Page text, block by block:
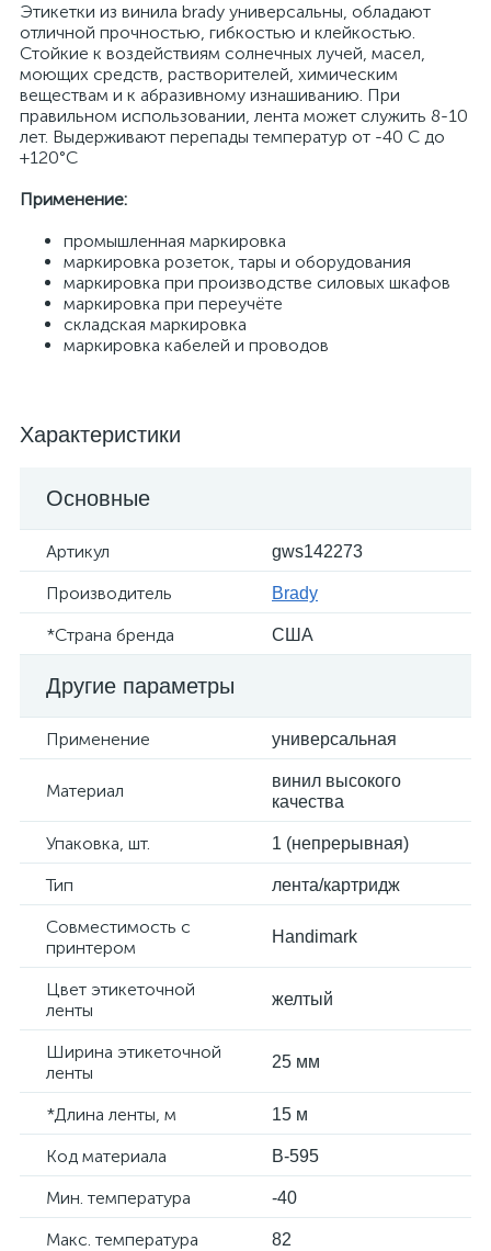
Этикетки из винила brady универсальны, обладают
отличной прочностью, гибкостью и клейкостью.
Стойкие к воздействиям солнечных лучей, масел,
моющих средств, растворителей, химическим
веществам и к абразивному изнашиванию. При
правильном использовании, лента может служить 8-10
лет. Выдерживают перепады температур от -40 С до
+120°С
Применение:
промышленная маркировка
маркировка розеток, тары и оборудования
маркировка при производстве силовых шкафов
маркировка при переучёте
складская маркировка
маркировка кабелей и проводов
Характеристики
Основные
Артикул gws142273
Производитель Brady
*Страна бренда США
Другие параметры
Применение универсальная
Материал
винил высокого
качества
Упаковка, шт. 1 (непрерывная)
Тип лента/картридж
Совместимость с
принтером
Handimark
Цвет этикеточной
ленты
желтый
Ширина этикеточной
ленты
25 мм
*Длина ленты, м 15 м
Код материала B-595
Мин. температура -40
Макс. температура 82